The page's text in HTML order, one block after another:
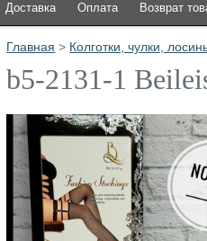
Доставка Оплата Возврат
Главная > Колготки, чулки,
b5-2131-1